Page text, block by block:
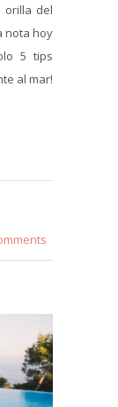
orilla del
nota hoy
5 tips
al mar!